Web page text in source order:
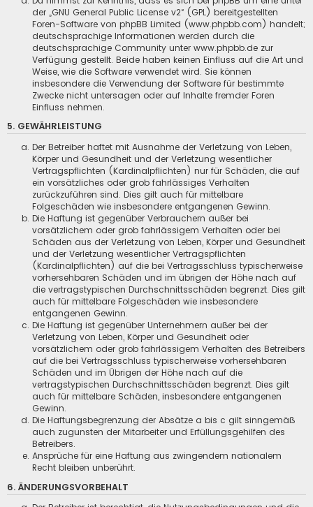
der „GNU General Public License v2“ (GPL) bereitgestellten
Foren-Software von phpBB Limited (www.phpbb.com) handelt;
deutschsprachige Informationen werden durch die
deutschsprachige Community unter www.phpbb.de zur
Verfügung gestellt. Beide haben keinen Einfluss auf die Art und
Weise, wie die Software verwendet wird. Sie können
insbesondere die Verwendung der Software für bestimmte
Zwecke nicht untersagen oder auf Inhalte fremder Foren
Einfluss nehmen.
5. GEWÄHRLEISTUNG
Der Betreiber haftet mit Ausnahme der Verletzung von Leben,
Körper und Gesundheit und der Verletzung wesentlicher
Vertragspflichten (Kardinalpflichten) nur für Schäden, die auf
ein vorsätzliches oder grob fahrlässiges Verhalten
zurückzuführen sind. Dies gilt auch für mittelbare
Folgeschäden wie insbesondere entgangenen Gewinn.
Die Haftung ist gegenüber Verbrauchern außer bei
vorsätzlichem oder grob fahrlässigem Verhalten oder bei
Schäden aus der Verletzung von Leben, Körper und Gesundheit
und der Verletzung wesentlicher Vertragspflichten
(Kardinalpflichten) auf die bei Vertragsschluss typischerweise
vorhersehbaren Schäden und im übrigen der Höhe nach auf
die vertragstypischen Durchschnittsschäden begrenzt. Dies gilt
auch für mittelbare Folgeschäden wie insbesondere
entgangenen Gewinn.
Die Haftung ist gegenüber Unternehmern außer bei der
Verletzung von Leben, Körper und Gesundheit oder
vorsätzlichem oder grob fahrlässigem Verhalten des Betreibers
auf die bei Vertragsschluss typischerweise vorhersehbaren
Schäden und im Übrigen der Höhe nach auf die
vertragstypischen Durchschnittsschäden begrenzt. Dies gilt
auch für mittelbare Schäden, insbesondere entgangenen
Gewinn.
Die Haftungsbegrenzung der Absätze a bis c gilt sinngemäß
auch zugunsten der Mitarbeiter und Erfüllungsgehilfen des
Betreibers.
Ansprüche für eine Haftung aus zwingendem nationalem
Recht bleiben unberührt.
6. ÄNDERUNGSVORBEHALT